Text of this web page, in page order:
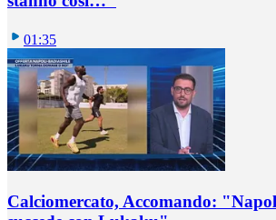
01:35
Calciomercato, Accomando: